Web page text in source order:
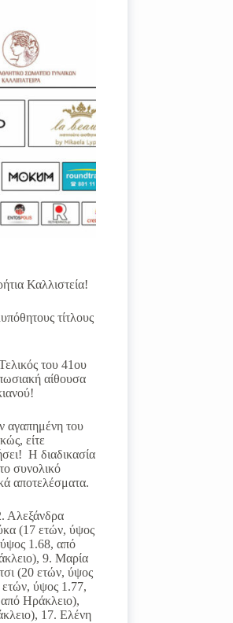
Καλλιστεία!
τίτλους
του 41ου
αίθουσα
αγαπημένη του
είτε
Η διαδικασία
συνολικό
αποτελέσματα.
Αλεξάνδρα
(17 ετών, ύψος
1.68, από
9. Μαρία
(20 ετών, ύψος
ύψος 1.77,
Ηράκλειο),
17. Ελένη